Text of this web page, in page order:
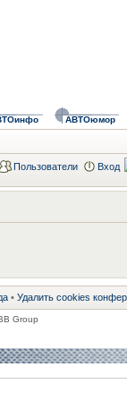
АВТОюмор
Пользователи Вход
• Удалить cookies
Group